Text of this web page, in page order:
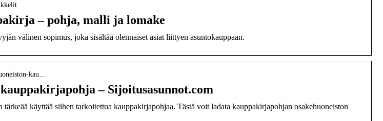
– pohja, malli ja lomake
välinen sopimus, joka sisältää olennaiset asiat liittyen asuntokauppaan.
kau…
– Sijoitusasunnot.com
tärkeää käyttää siihen tarkoitettua kauppakirjapohjaa. Tästä voit ladata kauppakirjapohjan osakehuoneiston